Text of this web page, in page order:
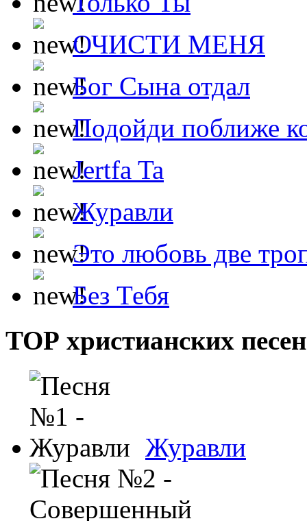
ОЧИСТИ МЕНЯ
Бог Сына отдал
Подойди поближе
Jertfa Ta
Журавли
Это любовь две
Без Тебя
ТОР христианских песен
Журавли